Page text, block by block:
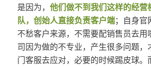
是因为， 他们做不到我们这样的经营
队，创始人直接负责客户端；自身官
不愁客户来源，不需要配销售员去用
司因为做的不专业，产生很多问题，
门客服去应对，必要的时候踢皮球。